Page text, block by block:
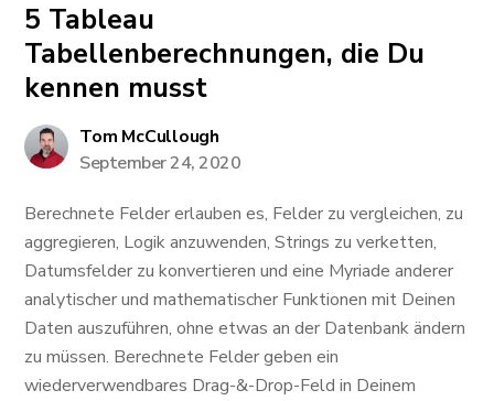
5 Tableau
Tabellenberechnungen, die Du
kennen musst
Tom McCullough
September 24, 2020
Berechnete Felder erlauben es, Felder zu vergleichen, zu
aggregieren, Logik anzuwenden, Strings zu verketten,
Datumsfelder zu konvertieren und eine Myriade anderer
analytischer und mathematischer Funktionen mit Deinen
Daten auszuführen, ohne etwas an der Datenbank ändern
zu müssen. Berechnete Felder geben ein
wiederverwendbares Drag-&-Drop-Feld in Deinem